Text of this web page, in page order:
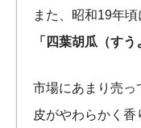
また、昭和19年
「四葉胡瓜（すう
市場にあまり売っ
皮がやわらかく